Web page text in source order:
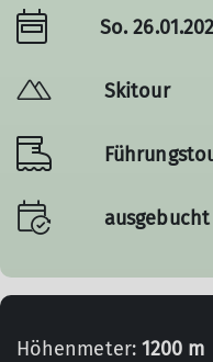
So.
Skitour
ausgebucht
Höhenmeter: 1200 m